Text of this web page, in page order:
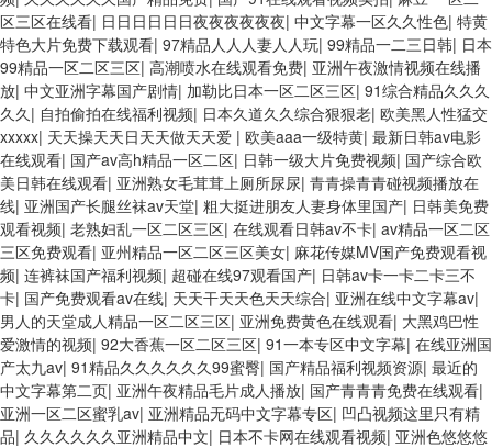
区三区在线看| 日日日日日日夜夜夜夜夜夜| 中文字幕一区久久性色| 特黄
特色大片免费下载观看| 97精品人人人妻人人玩| 99精品一二三日韩| 日本
99精品一区二区三区| 高潮喷水在线观看免费| 亚洲午夜激情视频在线播
放| 中文亚洲字幕国产剧情| 加勒比日本一区二区三区| 91综合精品久久久
久久| 自拍偷拍在线福利视频| 日本久道久久综合狠狠老| 欧美黑人性猛交
xxxxx| 天天操天天日天天做天天爱 | 欧美aaa一级特黄| 最新日韩av电影
在线观看| 国产av高h精品一区二区| 日韩一级大片免费视频| 国产综合欧
美日韩在线观看| 亚洲熟女毛茸茸上厕所尿尿| 青青操青青碰视频播放在
线| 亚洲国产长腿丝袜av天堂| 粗大挺进朋友人妻身体里国产| 日韩美免费
观看视频| 老熟妇乱一区二区三区| 在线观看日韩av不卡| av精品一区二区
三区免费观看| 亚州精品一区二区三区美女| 麻花传媒MV国产免费观看视
频| 连裤袜国产福利视频| 超碰在线97观看国产| 日韩av卡一卡二卡三不
卡| 国产免费观看av在线| 天天干天天色天天综合| 亚洲在线中文字幕av|
男人的天堂成人精品一区二区三区| 亚洲免费黄色在线观看| 大黑鸡巴性
爱激情的视频| 92大香蕉一区二区三区| 91一本专区中文字幕| 在线亚洲国
产太九av| 91精品久久久久久久99蜜臀| 国产精品福利视频资源| 最近的
中文字幕第二页| 亚洲午夜精品毛片成人播放| 国产青青青免费在线观看|
亚洲一区二区蜜乳av| 亚洲精品无码中文字幕专区| 凹凸视频这里只有精
品| 久久久久久久亚洲精品中文| 日本不卡网在线观看视频| 亚洲色悠悠悠